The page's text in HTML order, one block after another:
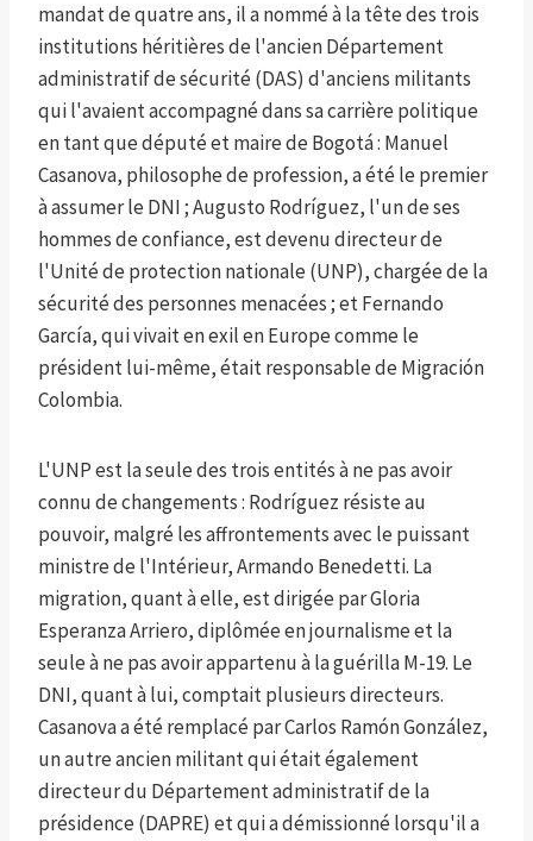
mandat de quatre ans, il a nommé à la tête des trois
institutions héritières de l'ancien Département
administratif de sécurité (DAS) d'anciens militants
qui l'avaient accompagné dans sa carrière politique
en tant que député et maire de Bogotá : Manuel
Casanova, philosophe de profession, a été le premier
à assumer le DNI ; Augusto Rodríguez, l'un de ses
hommes de confiance, est devenu directeur de
l'Unité de protection nationale (UNP), chargée de la
sécurité des personnes menacées ; et Fernando
García, qui vivait en exil en Europe comme le
président lui-même, était responsable de Migración
Colombia.
L'UNP est la seule des trois entités à ne pas avoir
connu de changements : Rodríguez résiste au
pouvoir, malgré les affrontements avec le puissant
ministre de l'Intérieur, Armando Benedetti. La
migration, quant à elle, est dirigée par Gloria
Esperanza Arriero, diplômée en journalisme et la
seule à ne pas avoir appartenu à la guérilla M-19. Le
DNI, quant à lui, comptait plusieurs directeurs.
Casanova a été remplacé par Carlos Ramón González,
un autre ancien militant qui était également
directeur du Département administratif de la
présidence (DAPRE) et qui a démissionné lorsqu'il a